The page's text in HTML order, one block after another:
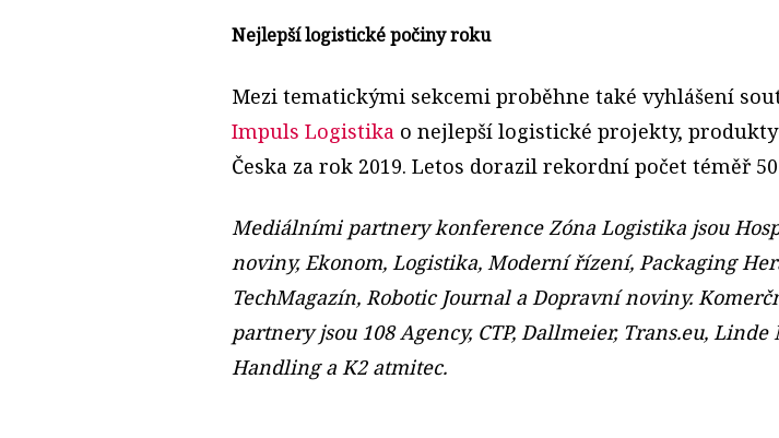
Nejlepší logistické počiny roku
Mezi tematickými sekcemi proběhne také vyhlášení
Impuls Logistika o nejlepší logistické projekty,
Česka za rok 2019. Letos dorazil rekordní počet téměř
Mediálními partnery konference Zóna Logistika jsou
noviny, Ekonom, Logistika, Moderní řízení, Packaging
TechMagazín, Robotic Journal a Dopravní noviny.
partnery jsou 108 Agency, CTP, Dallmeier, Trans.eu,
Handling a K2 atmitec.